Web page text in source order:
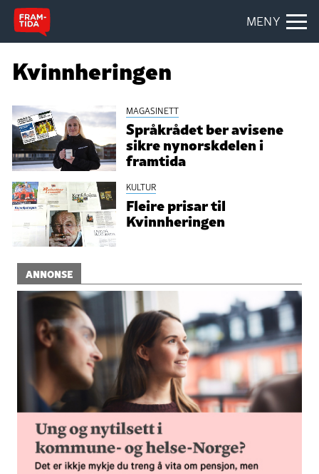
MENY
Kvinnheringen
MAGASINETT
Språkrådet ber avisene
sikre nynorskdelen i
framtida
KULTUR
Fleire prisar til
Kvinnheringen
ANNONSE